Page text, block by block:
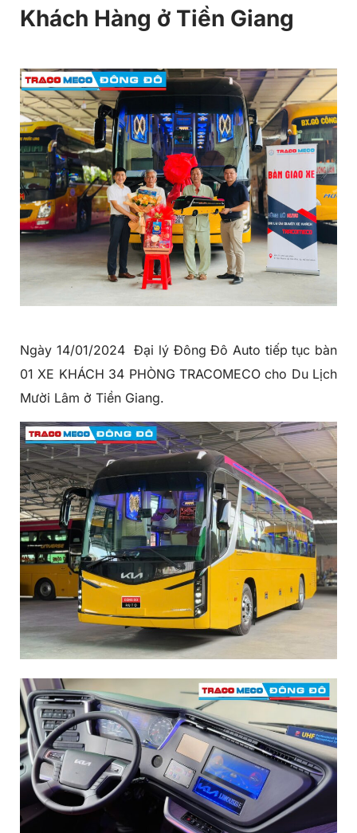
Khách Hàng ở Tiền Giang
Ngày 14/01/2024Đại lý Đông Đô Auto tiếp tục bàn
01 XE KHÁCH 34 PHÒNG TRACOMECO cho Du Lịch
Mười Lâm ở Tiền Giang.